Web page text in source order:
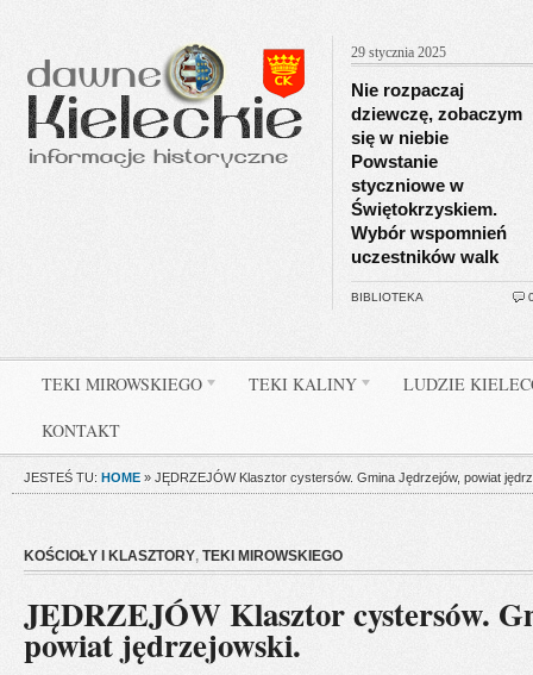
29 stycznia 2025
Nie rozpaczaj
dziewczę, zobaczym
się w niebie
Powstanie
styczniowe w
Świętokrzyskiem.
Wybór wspomnień
uczestników walk
BIBLIOTEKA
TEKI MIROWSKIEGO TEKI KALINY LUDZIE
KONTAKT
JESTEŚ TU: HOME » JĘDRZEJÓW Klasztor cystersów. Gmina Jędrzejów, powiat
KOŚCIOŁY I KLASZTORY, TEKI MIROWSKIEGO
JĘDRZEJÓW Klasztor cystersów.
powiat jędrzejowski.